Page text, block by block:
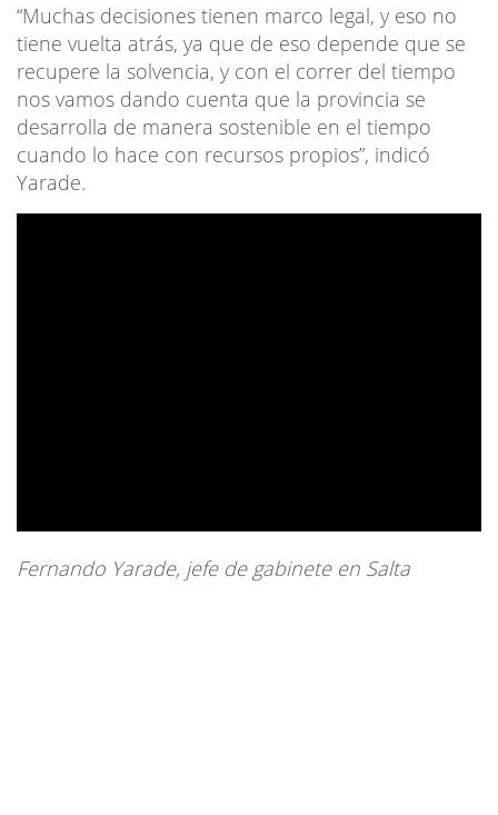
“Muchas decisiones tienen marco legal, y eso no
tiene vuelta atrás, ya que de eso depende que se
recupere la solvencia, y con el correr del tiempo
nos vamos dando cuenta que la provincia se
desarrolla de manera sostenible en el tiempo
cuando lo hace con recursos propios”, indicó
Yarade.
Fernando Yarade, jefe de gabinete en Salta